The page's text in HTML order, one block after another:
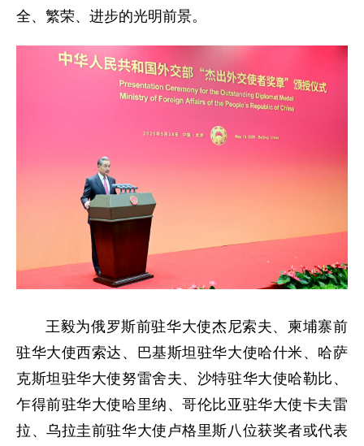
全、繁荣、进步的光明前景。
王毅为俄罗斯前驻华大使杰尼索夫、柬埔寨前
驻华大使西索达、巴基斯坦驻华大使哈什米、哈萨
克斯坦驻华大使努雷舍夫、沙特驻华大使哈勒比、
乍得前驻华大使哈里纳、哥伦比亚驻华大使卡夫雷
拉、乌拉圭前驻华大使卢格里斯八位获奖者或代表